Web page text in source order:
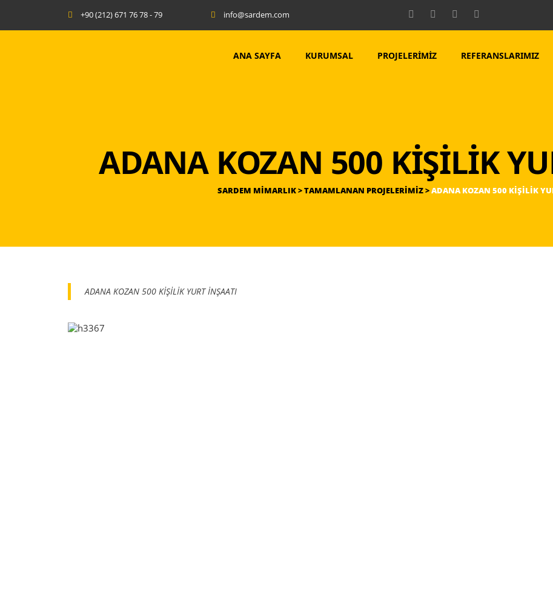
+90 (212) 671 76 78 - 79 info@sardem.com
ANA SAYFA KURUMSAL PROJELERIMIZ REFERANSLARIMIZ
ADANA KOZAN 500 KİŞİLİK
SARDEM MİMARLIK>TAMAMLANAN PROJELERIMIZ>ADANA KOZAN 500 KİŞİLİK
ADANA KOZAN 500 KİŞİLİK YURT İNŞAATI